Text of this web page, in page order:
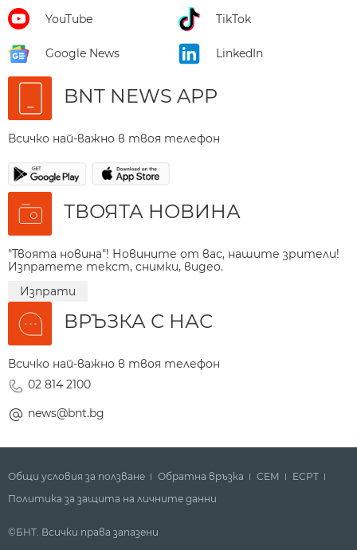
YouTube TikTok
Google News LinkedIn
BNT NEWS APP
Всичко най-важно в твоя телефон
ТВОЯТА НОВИНА
"Твоята новина"! Новините от вас, нашите зрители!
Изпратете текст, снимки, видео.
Изпрати
ВРЪЗКА С НАС
Всичко най-важно в твоя телефон
02 814 2100
news@bnt.bg
Общи условия за ползване Обратна връзка СЕМ
ECPT
Политика за защита на личните данни
©БНТ. Всички права запазени